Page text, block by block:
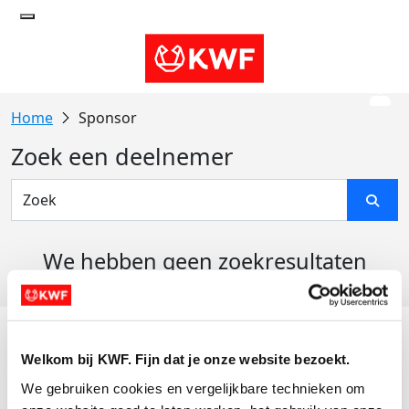
Welkom bij KWF. Fijn dat je onze website bezoekt.
We gebruiken cookies en vergelijkbare technieken om
Sponsor
Zoek een deelnemer
We hebben geen zoekresultaten
Actiematerialen
Evenementen